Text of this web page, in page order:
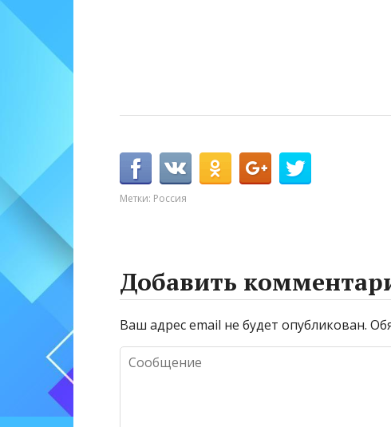
Метки: Россия
Добавить
Ваш адрес email не будет опубликован.